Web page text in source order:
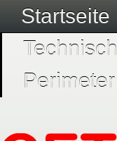
Startseite